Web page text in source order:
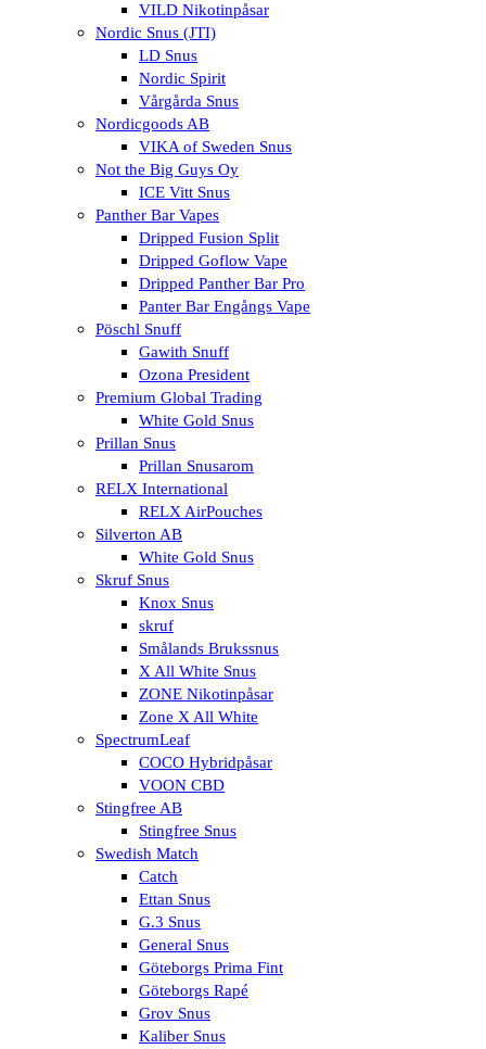
VILD Nikotinpåsar
Nordic Snus (JTI)
LD Snus
Nordic Spirit
Vårgårda Snus
Nordicgoods AB
VIKA of Sweden Snus
Not the Big Guys Oy
ICE Vitt Snus
Panther Bar Vapes
Dripped Fusion Split
Dripped Goflow Vape
Dripped Panther Bar Pro
Panter Bar Engångs Vape
Pöschl Snuff
Gawith Snuff
Ozona President
Premium Global Trading
White Gold Snus
Prillan Snus
Prillan Snusarom
RELX International
RELX AirPouches
Silverton AB
White Gold Snus
Skruf Snus
Knox Snus
skruf
Smålands Brukssnus
X All White Snus
ZONE Nikotinpåsar
Zone X All White
SpectrumLeaf
COCO Hybridpåsar
VOON CBD
Stingfree AB
Stingfree Snus
Swedish Match
Catch
Ettan Snus
G.3 Snus
General Snus
Göteborgs Prima Fint
Göteborgs Rapé
Grov Snus
Kaliber Snus